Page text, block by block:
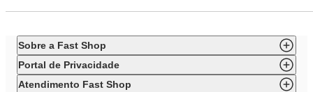
Sobre a Fast Shop
Portal de Privacidade
Atendimento Fast Shop